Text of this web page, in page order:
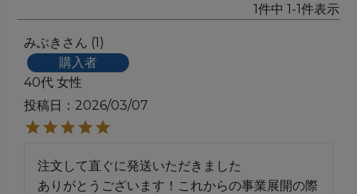
1件中 1-1件表示
みぶき
1
購入者
40代 女性
投稿日
2026/03/07
注文して直ぐに発送いただきました
ありがとうございます！これからの事業展開の際